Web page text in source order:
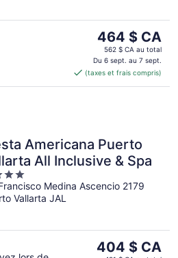
Le
prix
est
de 464 $ CA
par
464 $ CA
562 $ CA au total
Du 6 sept. au 7 sept.
(taxes et frais compris)
Americana Puerto
All Inclusive & Spa
Medina Ascencio 2179
Vallarta JAL
Le
404 $ CA